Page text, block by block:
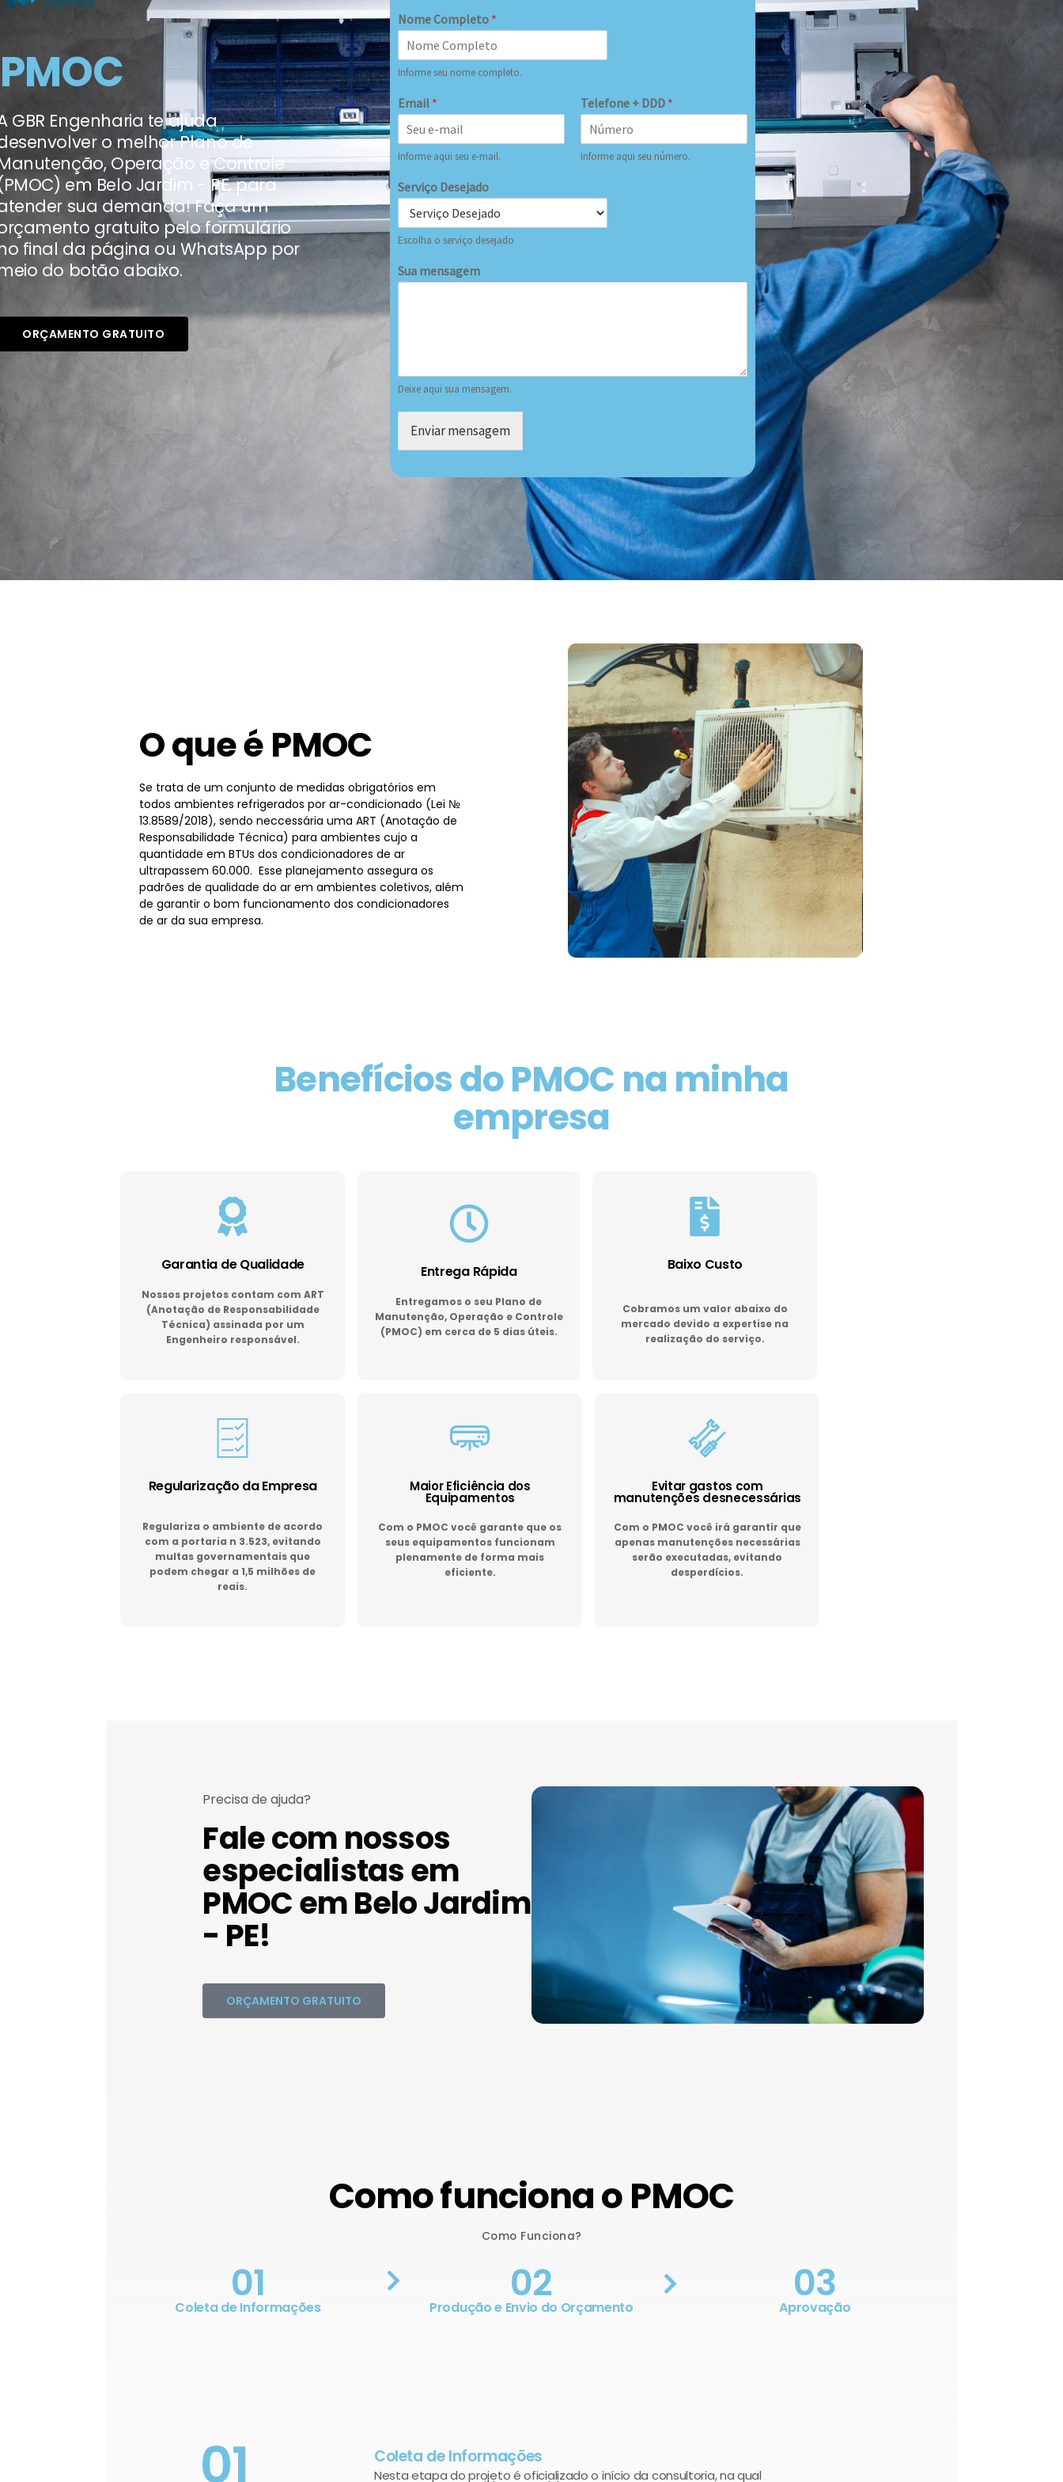
PMOC
GBR Engenharia te ajuda
o melhor Plano de
Operação e Controle
em Belo Jardim - PE, para
sua demanda! Faça um
gratuito pelo formulário
final da página ou WhatsApp por
do botão abaixo.
ORÇAMENTO GRATUITO
Nome Completo *
Informe seu nome completo.
Email *
Informe aqui seu e-mail.
Telefone + DDD *
Informe aqui seu número.
Serviço Desejado
Escolha o serviço desejado
Sua mensagem
Deixe aqui sua mensagem.
Enviar mensagem
O que é PMOC
Se trata de um conjunto de medidas obrigatórios em
todos ambientes refrigerados por ar-condicionado (Lei №
13.8589/2018), sendo neccessária uma ART (Anotação de
Responsabilidade Técnica) para ambientes cujo a
quantidade em BTUs dos condicionadores de ar
ultrapassem 60.000. Esse planejamento assegura os
padrões de qualidade do ar em ambientes coletivos, além
de garantir o bom funcionamento dos condicionadores
de ar da sua empresa.
Benefícios do PMOC na minha
empresa
Garantia de Qualidade
Nossos projetos contam com ART
(Anotação de Responsabilidade
Técnica) assinada por um
Engenheiro responsável.
Entrega Rápida
Entregamos o seu Plano de
Manutenção, Operação e Controle
(PMOC) em cerca de 5 dias úteis.
Baixo Custo
Cobramos um valor abaixo do
mercado devido a expertise na
realização do serviço.
Regularização da Empresa
Regulariza o ambiente de acordo
com a portaria n 3.523, evitando
multas governamentais que
podem chegar a 1,5 milhões de
reais.
Maior Eficiência dos
Equipamentos
Com o PMOC você garante que os
seus equipamentos funcionam
plenamente de forma mais
eficiente.
Evitar gastos com
manutenções desnecessárias
Com o PMOC você irá garantir que
apenas manutenções necessárias
serão executadas, evitando
desperdícios.
Precisa de ajuda?
Fale com nossos
especialistas em
PMOC em Belo Jardim
- PE!
ORÇAMENTO GRATUITO
Como funciona o PMOC
Como Funciona?
01
Coleta de Informações 02
Produção e Envio do Orçamento 03
Aprovação
01 Coleta de Informações
Nesta etapa do projeto é oficializado o início da consultoria, na qual